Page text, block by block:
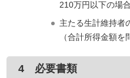
210万円以下の場
主たる生計維持者
（合計所得金額
4 必要書類